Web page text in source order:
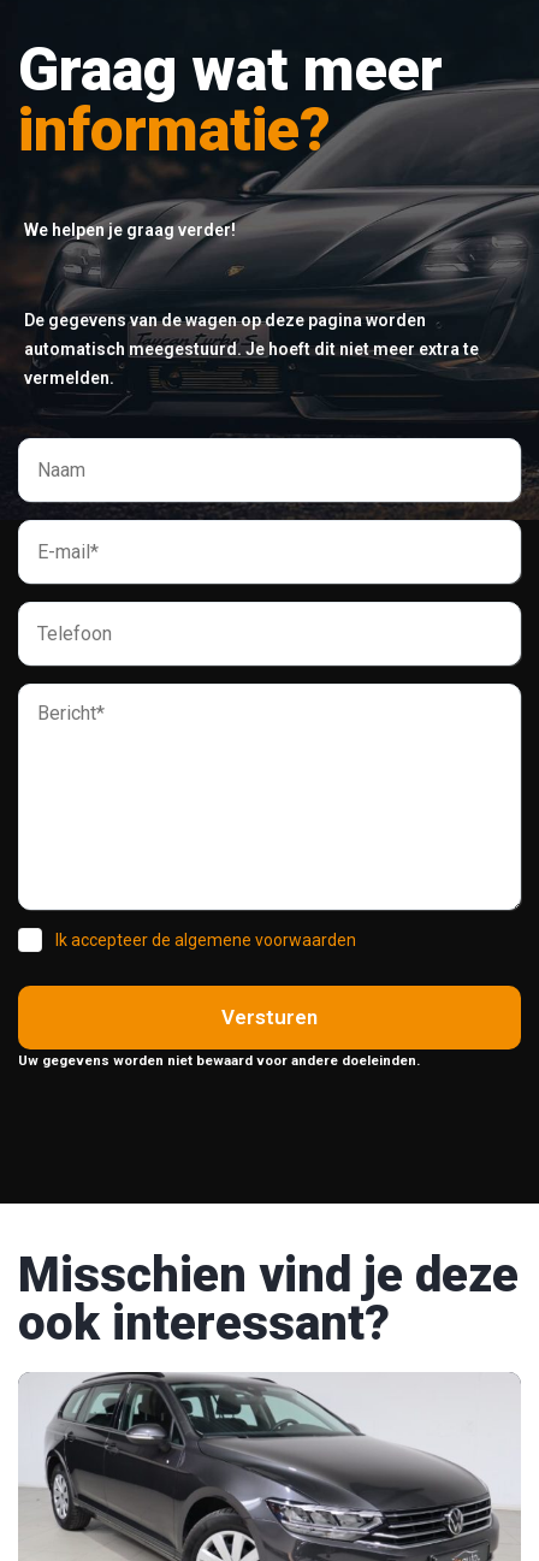
Graag wat meer
informatie?
We helpen je graag verder!
De gegevens van de wagen op deze pagina worden
automatisch meegestuurd. Je hoeft dit niet meer extra te
vermelden.
Ik accepteer de algemene voorwaarden
Versturen
Uw gegevens worden niet bewaard voor andere doeleinden.
Misschien vind je deze
ook interessant?